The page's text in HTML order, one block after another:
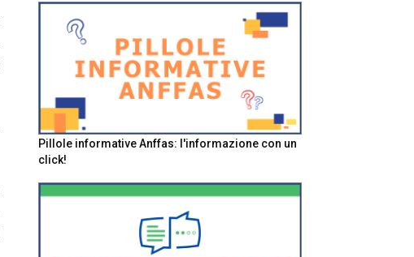
Pillole informative Anffas: l'informazione con un
click!